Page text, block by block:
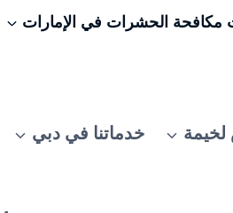
مكافحة الحشرات في الإمارات
خدماتنا في دبي